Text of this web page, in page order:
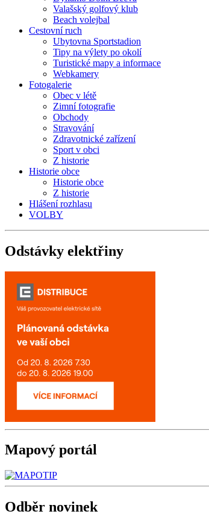
Valašský golfový klub
Beach volejbal
Cestovní ruch
Ubytovna Sportstadion
Tipy na výlety po okolí
Turistické mapy a informace
Webkamery
Fotogalerie
Obec v létě
Zimní fotografie
Obchody
Stravování
Zdravotnické zařízení
Sport v obci
Z historie
Historie obce
Historie obce
Z historie
Hlášení rozhlasu
VOLBY
Odstávky elektřiny
Mapový portál
Odběr novinek